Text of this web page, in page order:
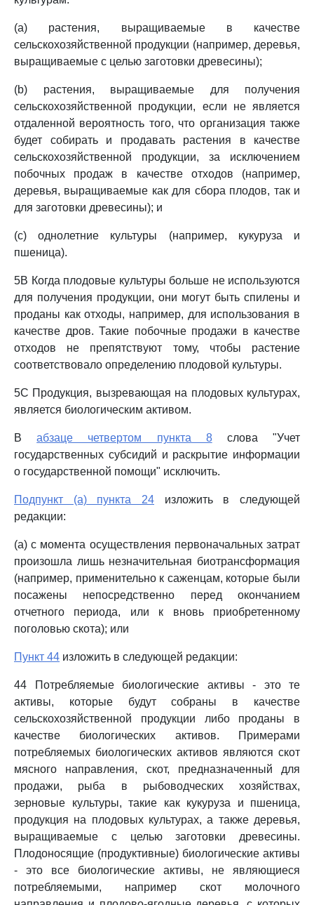
(a) растения, выращиваемые в качестве
сельскохозяйственной продукции (например, деревья,
выращиваемые с целью заготовки древесины);
(b) растения, выращиваемые для получения
сельскохозяйственной продукции, если не является
отдаленной вероятность того, что организация также
будет собирать и продавать растения в качестве
сельскохозяйственной продукции, за исключением
побочных продаж в качестве отходов (например,
деревья, выращиваемые как для сбора плодов, так и
для заготовки древесины); и
(c) однолетние культуры (например, кукуруза и
пшеница).
5B Когда плодовые культуры больше не используются
для получения продукции, они могут быть спилены и
проданы как отходы, например, для использования в
качестве дров. Такие побочные продажи в качестве
отходов не препятствуют тому, чтобы растение
соответствовало определению плодовой культуры.
5C Продукция, вызревающая на плодовых культурах,
является биологическим активом.
Вабзаце четвертом пункта 8слова "Учет
государственных субсидий и раскрытие информации
о государственной помощи" исключить.
Подпункт (a) пункта 24 изложить в следующей
редакции:
(a) с момента осуществления первоначальных затрат
произошла лишь незначительная биотрансформация
(например, применительно к саженцам, которые были
посажены непосредственно перед окончанием
отчетного периода, или к вновь приобретенному
поголовью скота); или
Пункт 44 изложить в следующей редакции:
44 Потребляемые биологические активы - это те
активы, которые будут собраны в качестве
сельскохозяйственной продукции либо проданы в
качестве биологических активов. Примерами
потребляемых биологических активов являются скот
мясного направления, скот, предназначенный для
продажи, рыба в рыбоводческих хозяйствах,
зерновые культуры, такие как кукуруза и пшеница,
продукция на плодовых культурах, а также деревья,
выращиваемые с целью заготовки древесины.
Плодоносящие (продуктивные) биологические активы
- это все биологические активы, не являющиеся
потребляемыми, например скот молочного